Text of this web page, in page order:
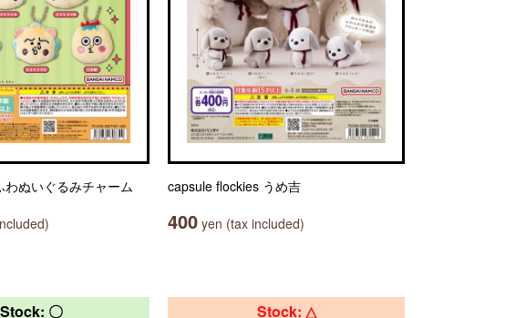
わぬいぐるみチャーム capsule flockies うめ吉
400 yen (tax included)
Stock: 〇 Stock: △